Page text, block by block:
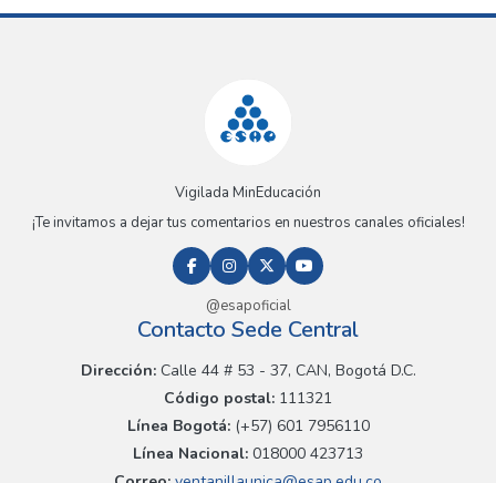
Vigilada MinEducación
¡Te invitamos a dejar tus comentarios en nuestros canales oficiales!
@esapoficial
Contacto Sede Central
Dirección:Calle 44 # 53 - 37, CAN, Bogotá D.C.
Código postal: 111321
Línea Bogotá:(+57) 601 7956110
Línea Nacional: 018000 423713